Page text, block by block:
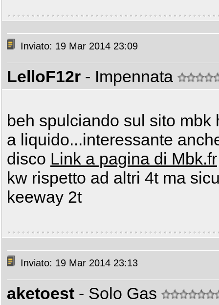
Inviato: 19 Mar 2014 23:09
LelloF12r - Impennata
beh spulciando sul sito mbk
a liquido...interessante
disco Link a pagina di Mbk.fr
kw rispetto ad altri 4t ma
keeway 2t
Inviato: 19 Mar 2014 23:13
aketoest - Solo Gas